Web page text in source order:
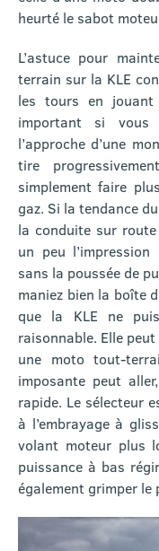
heurté le sabot
L’astuce pour
terrain sur la KLE
les tours en jouant
important si vous
l’approche d’une
tire
simplement faire
gaz. Si la tendance
la conduite sur
un peu l’impression
sans la poussée de
maniez bien la boîte
que la KLE ne
raisonnable. Elle
une moto tout-
imposante peut
rapide. Le sélecteur
à l’embrayage à
volant moteur plus
puissance à bas
également grimper le